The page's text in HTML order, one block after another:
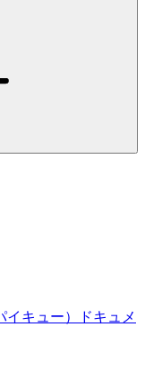
イキュー）ドキュメ